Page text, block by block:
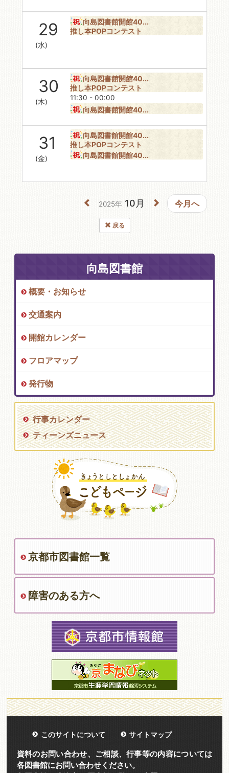
29
(水)
向島図書館開館40...
推し本POPコンテスト
30
(木)
向島図書館開館40...
推し本POPコンテスト
11:30 - 00:00
向島図書館開館40...
31
(金)
向島図書館開館40...
推し本POPコンテスト
向島図書館開館40...
2025年 10月 今月へ
戻る
向島図書館
概要・お知らせ
交通案内
開館カレンダー
フロアマップ
発行物
行事カレンダー
ティーンズニュース
京都市図書館一覧
障害のある方へ
このサイトについて サイトマップ
資料のお問い合わせ、ご相談、行事等の内容については
各図書館にお問い合わせください。